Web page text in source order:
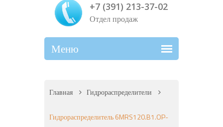
+7 (391) 213-37-02
Отдел продаж
Главная Гидрораспределители
Гидрораспределитель 6MRS120.B1.OP-